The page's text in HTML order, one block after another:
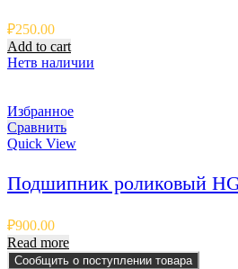
₽250.00
Add to cart
Нетв наличии
Избранное
Сравнить
Quick View
Подшипник роликовый
₽900.00
Read more
Сообщить о поступлении товара